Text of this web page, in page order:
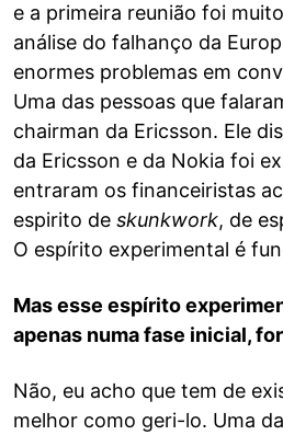
e a primeira reunião foi
análise do falhanço da
enormes problemas em
Uma das pessoas que
chairman da Ericsson. Ele
da Ericsson e da Nokia foi
entraram os financeiristas
espirito de skunkwork, de
O espírito experimental é
Mas esse espírito
apenas numa fase inicial,
Não, eu acho que tem de
melhor como geri-lo. Uma